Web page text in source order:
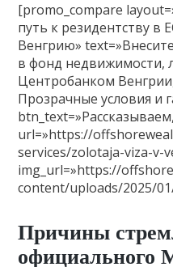
[promo_compare
путь к резидентству в
Венгрию»
в фонд недвижимости,
Центробанком
Прозрачные условия и
url=»https://
services/zolotaja-viza-v-
img_url=»https://
content/uploads/2025/
Причины
официального